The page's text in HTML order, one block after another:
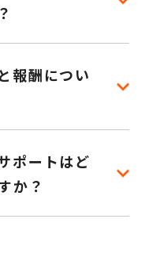
報酬につい
ポートはど
か？